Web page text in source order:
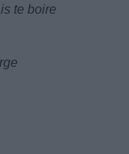
te boire